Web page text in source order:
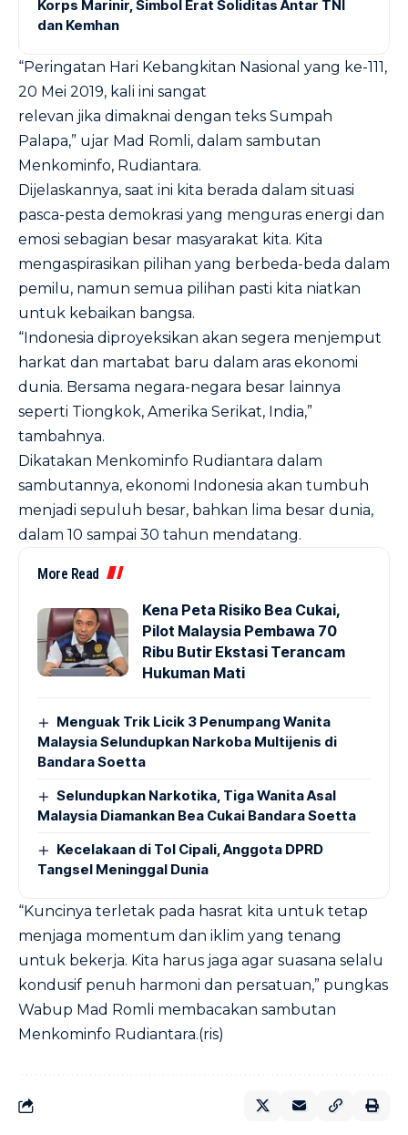
Korps Marinir, Simbol Erat Soliditas Antar TNI
dan Kemhan
“Peringatan Hari Kebangkitan Nasional yang ke-111,
20 Mei 2019, kali ini sangat
relevan jika dimaknai dengan teks Sumpah
Palapa,” ujar Mad Romli, dalam sambutan
Menkominfo, Rudiantara.
Dijelaskannya, saat ini kita berada dalam situasi
pasca-pesta demokrasi yang menguras energi dan
emosi sebagian besar masyarakat kita. Kita
mengaspirasikan pilihan yang berbeda-beda dalam
pemilu, namun semua pilihan pasti kita niatkan
untuk kebaikan bangsa.
“Indonesia diproyeksikan akan segera menjemput
harkat dan martabat baru dalam aras ekonomi
dunia. Bersama negara-negara besar lainnya
seperti Tiongkok, Amerika Serikat, India,”
tambahnya.
Dikatakan Menkominfo Rudiantara dalam
sambutannya, ekonomi Indonesia akan tumbuh
menjadi sepuluh besar, bahkan lima besar dunia,
dalam 10 sampai 30 tahun mendatang.
More Read
Kena Peta Risiko Bea Cukai,
Pilot Malaysia Pembawa 70
Ribu Butir Ekstasi Terancam
Hukuman Mati
Menguak Trik Licik 3 Penumpang Wanita
Malaysia Selundupkan Narkoba Multijenis di
Bandara Soetta
Selundupkan Narkotika, Tiga Wanita Asal
Malaysia Diamankan Bea Cukai Bandara Soetta
Kecelakaan di Tol Cipali, Anggota DPRD
Tangsel Meninggal Dunia
“Kuncinya terletak pada hasrat kita untuk tetap
menjaga momentum dan iklim yang tenang
untuk bekerja. Kita harus jaga agar suasana selalu
kondusif penuh harmoni dan persatuan,” pungkas
Wabup Mad Romli membacakan sambutan
Menkominfo Rudiantara.(ris)